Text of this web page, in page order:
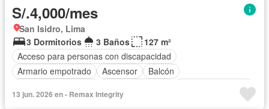
S/.4,000/mes
San Isidro, Lima
3 Dormitorios
3 Baños
127 m²
Acceso para personas con discapacidad
Armario empotrado
Ascensor
Balcón
Cuarto de servicio
Cochera
Gas natural Internet
13 jun. 2026 en - Remax Integrity